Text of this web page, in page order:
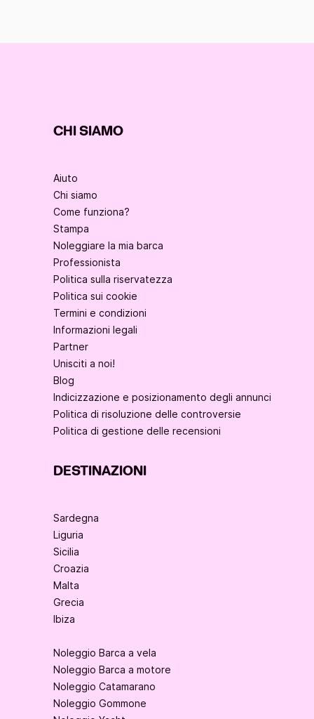
CHI SIAMO
Aiuto
Chi siamo
Come funziona?
Stampa
Noleggiare la mia barca
Professionista
Politica sulla riservatezza
Politica sui cookie
Termini e condizioni
Informazioni legali
Partner
Unisciti a noi!
Blog
Indicizzazione e posizionamento degli annunci
Politica di risoluzione delle controversie
Politica di gestione delle recensioni
DESTINAZIONI
Sardegna
Liguria
Sicilia
Croazia
Malta
Grecia
Ibiza
Noleggio Barca a vela
Noleggio Barca a motore
Noleggio Catamarano
Noleggio Gommone